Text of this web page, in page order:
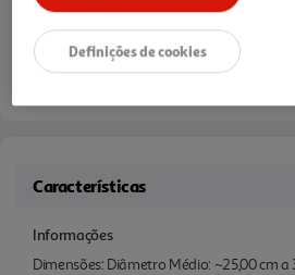
Características
Informações
Dimensões: Diâmetro Médio: ~25,00 cm
Definições de cookies